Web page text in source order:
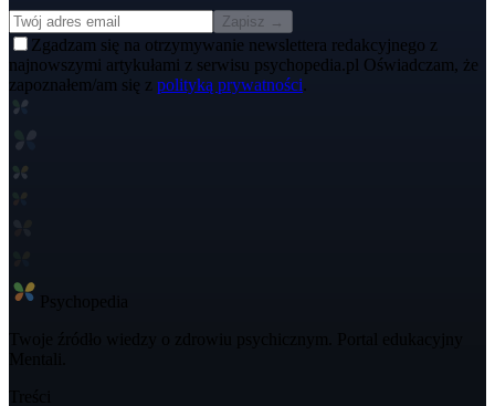
Zapisz →
Zgadzam się na otrzymywanie newslettera redakcyjnego z
najnowszymi artykułami z serwisu psychopedia.pl Oświadczam, że
zapoznałem/am się z polityką prywatności.
Psycho pedia